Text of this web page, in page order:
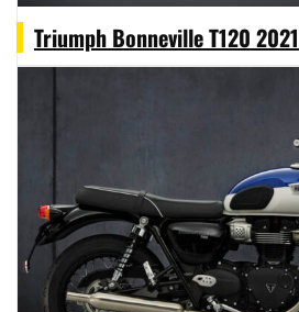
Triumph Bonneville T120 2021